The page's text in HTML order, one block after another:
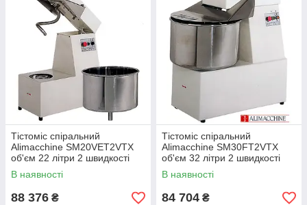
Тістоміс спіральний
Alimacchine SM20VET2VTX
об'єм 22 літри 2 швидкості
підйомна голова
В наявності
88 376 ₴
Тістоміс спіральний
Alimacchine SM30FT2VTX
об'єм 32 літри 2 швидкості
В наявності
84 704 ₴